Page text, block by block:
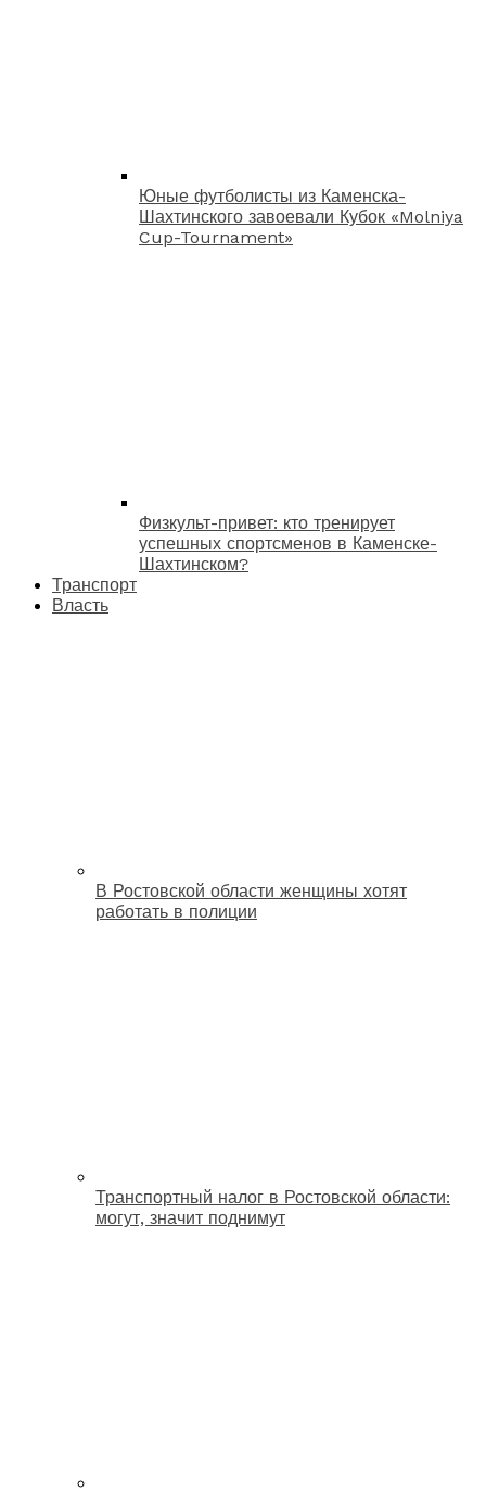
Юные футболисты из Каменска-
Шахтинского завоевали Кубок «Molniya
Cup-Tournament»
Физкульт-привет: кто тренирует
успешных спортсменов в Каменске-
Шахтинском?
Транспорт
Власть
В Ростовской области женщины хотят
работать в полиции
Транспортный налог в Ростовской области:
могут, значит поднимут